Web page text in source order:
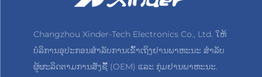
Changzhou Xinder-Tech Electronics Co., Ltd. ໃຫ້
ບໍລິການອຸປະກອນສຳລັບການເຂົ້າເຖິງຢານພາຫະນະ ສຳລັບ
ຜູ້ຜະລິດຕາມການສັ່ງຊື້ (OEM) ແລະ ກຸ່ມຢານພາຫະນະ.